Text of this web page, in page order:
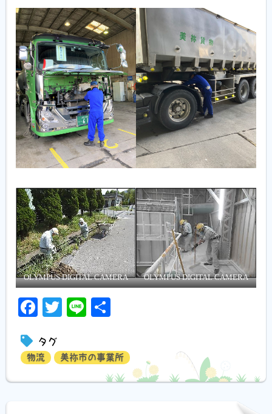
OLYMPUS DIGITAL CAMERA OLYMPUS DIGITAL CAMERA
Facebook
Twitter
Line
タグ
物流 美祢市の事業所